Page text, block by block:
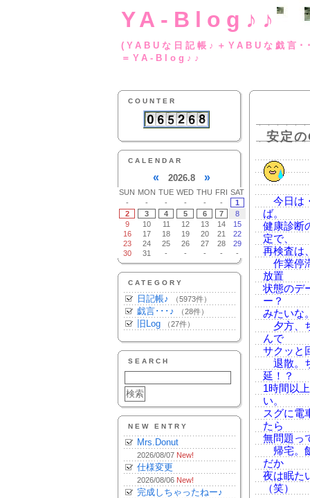
YA-Blog♪♪
(YABUな日記帳♪
＝YA-Blog♪♪
COUNTER
CALENDAR
« 2026.8 »
SUN MON TUE WED THU FRI SAT
-
- - - - -
1
2
3 4 5 6 7
8
9
10 11 12 13 14
15
16
17 18 19 20 21
22
23
24 25 26 27 28
29
30
31 - - - - -
CATEGORY
日記帳♪ （5973件）
戯言･･･♪ （28件）
旧Log （27件）
SEARCH
NEW ENTRY
Mrs.Donut
2026/08/07 New!
仕様変更
2026/08/06 New!
完成しちゃったねー♪
安定
今日は
ば。
健康診断
定で、
再検査は
作業停
放置
状態のデ
ー？
みたいな
夕方、
んで
サクッと
退散。
延！？
1時間以
い。
スグに電
たら
無問題っ
帰宅。
だか
夜は眠た
（笑）